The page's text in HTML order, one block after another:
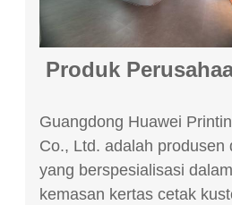
Produk
Guangdong Huawei
Co., Ltd. adalah produsen
yang berspesialisasi
kemasan kertas cetak